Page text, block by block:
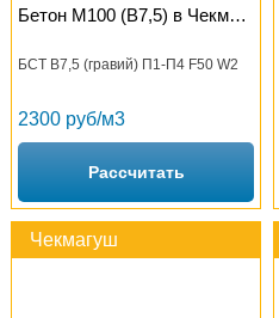
Бетон М100 (B7,5) в Чекмагуше
БСТ В7,5 (гравий) П1-П4 F50 W2
2300 руб/м3
Рассчитать
Чекмагуш